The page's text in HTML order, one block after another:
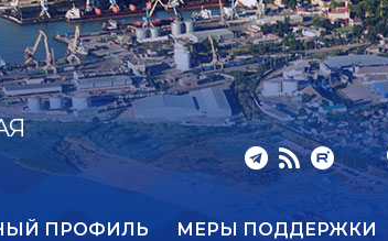
ПРОФИЛЬ МЕРЫ ПОДДЕРЖКИ